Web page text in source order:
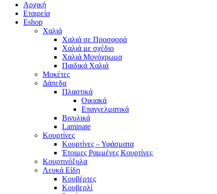
Αρχική
Εταιρεία
Eshop
Χαλιά
Χαλιά σε Προσφορά
Χαλιά με σχέδιο
Χαλιά Μονόχρωμα
Παιδικά Χαλιά
Μοκέτες
Δάπεδα
Πλαστικά
Οικιακά
Επαγγελματικά
Βινυλικά
Laminate
Κουρτίνες
Κουρτίνες – Υφάσματα
Έτοιμες Ραμμένες Κουρτίνες
Κουρτινόξυλα
Λευκά Είδη
Κουβέρτες
Κουβερλί